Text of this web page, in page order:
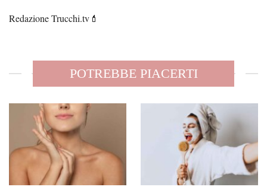
Redazione Trucchi.tv💄
POTREBBE PIACERTI